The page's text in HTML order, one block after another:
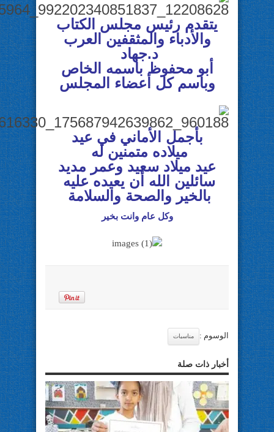
يتقدم رئيس مجلس الكتاب
والأدباء والمثقفين العرب
د.جهاد
أبو محفوظ باسمه الخاص
وباسم كل أعضاء المجلس
بأجمل الأماني في عيد
ميلاده متمنين له
عيد ميلاد سعيد وعمر مديد
سائلين الله أن يعيده عليه
بالخير والصحة والسلامة
وكل عام وانت بخير
الوسوم : مناسبات
أخبار ذات صلة